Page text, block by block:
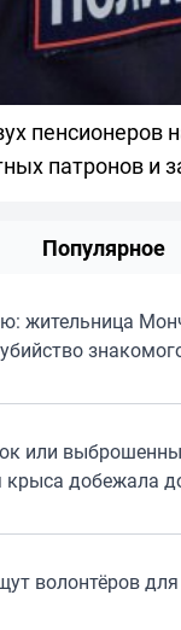
пенсионеров
патронов и
Популярное
жительница
или
крыса добежала
волонтёров